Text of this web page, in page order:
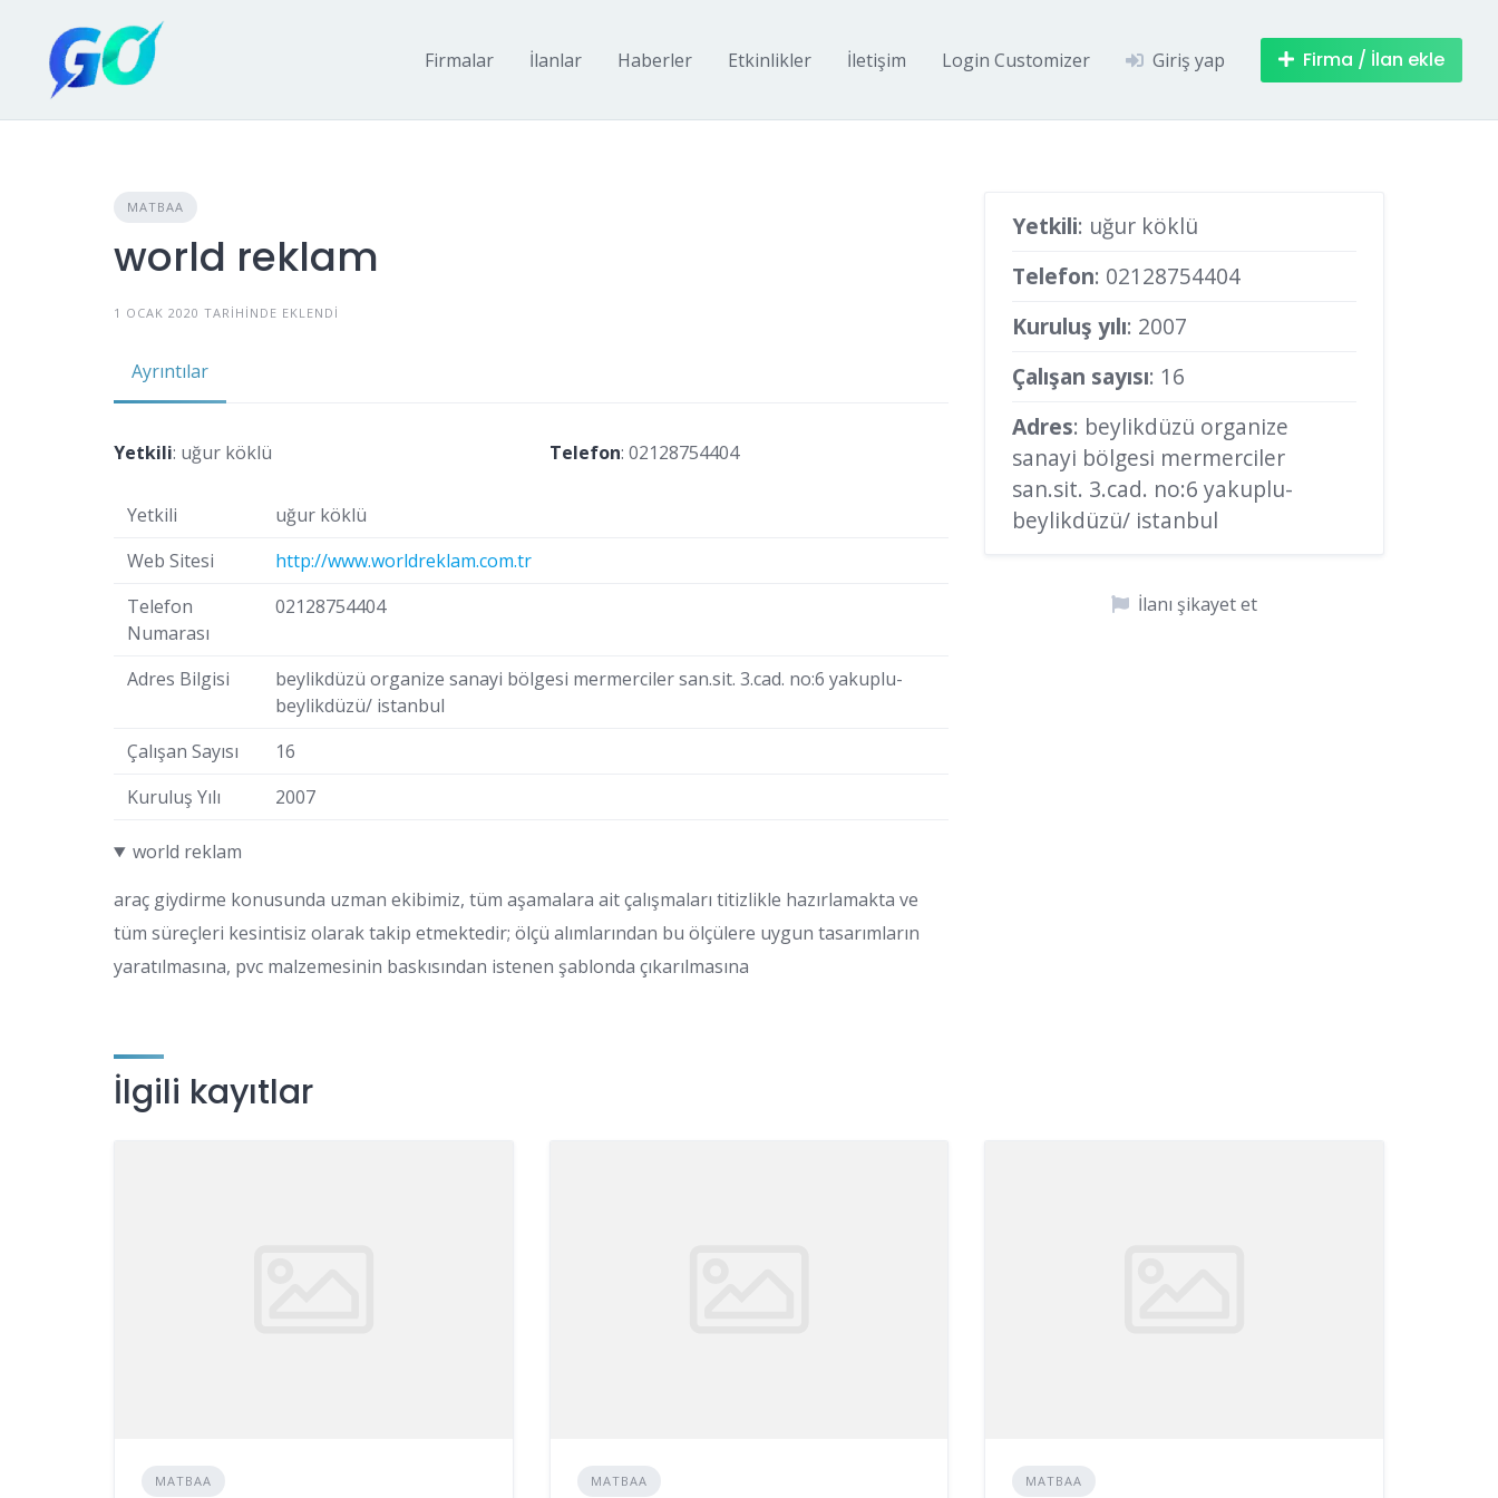
Firmalar İlanlar Haberler Etkinlikler İletişim Login Customizer Giriş yap Firma / İlan ekle
MATBAA
world reklam
1 OCAK 2020 TARIHINDE EKLENDI
Ayrıntılar
Yetkili: uğur köklü Telefon: 02128754404
Yetkili
uğur köklü
Web Sitesi
http://www.worldreklam.com.tr
Telefon
Numarası
02128754404
Adres Bilgisi
beylikdüzü organize sanayi bölgesi mermerciler san.sit. 3.cad. no:6 yakuplu-
beylikdüzü/ istanbul
Çalışan Sayısı
16
Kuruluş Yılı
2007
world reklam
araç giydirme konusunda uzman ekibimiz, tüm aşamalara ait çalışmaları titizlikle hazırlamakta ve
tüm süreçleri kesintisiz olarak takip etmektedir; ölçü alımlarından bu ölçülere uygun tasarımların
yaratılmasına, pvc malzemesinin baskısından istenen şablonda çıkarılmasına
Yetkili: uğur köklü
Telefon: 02128754404
Kuruluş yılı: 2007
Çalışan sayısı: 16
Adres: beylikdüzü organize
sanayi bölgesi mermerciler
san.sit. 3.cad. no:6 yakuplu-
beylikdüzü/ istanbul
İlanı şikayet et
İlgili kayıtlar
MATBAA MATBAA MATBAA